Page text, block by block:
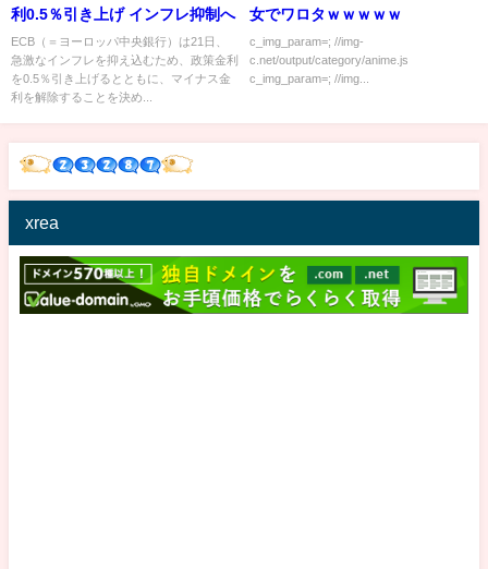
利0.5％引き上げ インフレ抑制へ
ECB（＝ヨーロッパ中央銀行）は21日、
急激なインフレを抑え込むため、政策金利
を0.5％引き上げるとともに、マイナス金
利を解除することを決め...
女でワロタｗｗｗｗｗ
c_img_param=; //img-
c.net/output/category/anime.js
c_img_param=; //img...
xrea